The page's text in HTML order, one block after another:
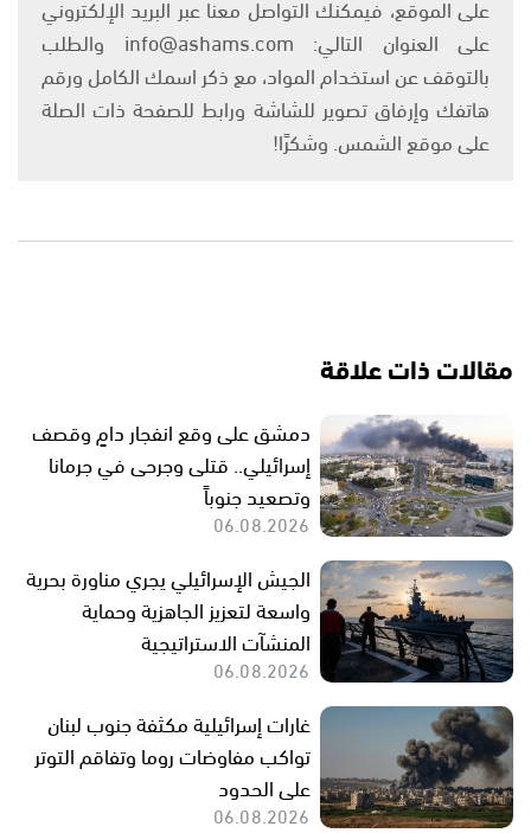
على العنوان التالي: info@ashams.com والطلب
بالتوقف عن استخدام المواد، مع ذكر اسمك الكامل ورقم
هاتفك وإرفاق تصوير للشاشة ورابط للصفحة ذات الصلة
على موقع الشمس. وشكرًا!
مقالات ذات علاقة
دمشق على وقع انفجار دامٍ وقصف
إسرائيلي.. قتلى وجرحى في جرمانا
وتصعيد جنوباً
06.08.2026
الجيش الإسرائيلي يجري مناورة بحرية
واسعة لتعزيز الجاهزية وحماية
المنشآت الاستراتيجية
06.08.2026
غارات إسرائيلية مكثفة جنوب لبنان
تواكب مفاوضات روما وتفاقم التوتر
على الحدود
06.08.2026